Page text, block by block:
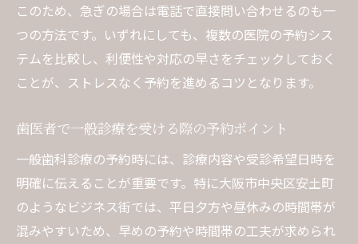
このため、急ぎの場合は電話で直接問い合わせるのも一
つの方法です。いずれにしても、複数の医院の予約シス
テムを比較し、利便性や対応の早さをチェックしておく
ことが、ストレスなく予約を進めるコツとなります。
歯医者で一般診療を受ける際の予約ポイント
一般歯科診療の予約時には、診療内容や受診希望日時を
明確に伝えることが重要です。特に大阪市中央区安土町
のようなビジネス街では、平日夕方や昼休みの時間帯が
混みやすいため、早めの予約や時間帯の工夫が求められ